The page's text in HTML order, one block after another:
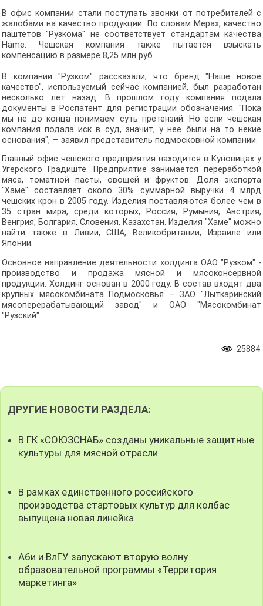
В офис компании стали поступать звонки от потребителей с
жалобами на качество продукции. По словам Мерах, качество
паштетов "Рузкома" не соответствует стандартам качества
Hame. Чешская компания также пытается взыскать
компенсацию в размере 8,25 млн руб.
В компании "Рузком" рассказали, что бренд "Наше новое
качество", используемый сейчас компанией, был разработан
несколько лет назад. В прошлом году компания подала
документы в Роспатент для регистрации обозначения. "Пока
мы не до конца понимаем суть претензий. Но если чешская
компания подала иск в суд, значит, у нее были на то некие
основания", — заявил представитель подмосковной компании.
Главный офис чешского предприятия находится в Куновицах у
Угерского Градиште. Предприятие занимается переработкой
мяса, томатной пасты, овощей и фруктов. Доля экспорта
"Хаме" составляет около 30% суммарной выручки 4 млрд
чешских крон в 2005 году. Изделия поставляются более чем в
35 стран мира, среди которых, Россия, Румыния, Австрия,
Венгрия, Болгария, Словения, Казахстан. Изделия "Хаме" можно
найти также в Ливии, США, Великобритании, Израиле или
Японии.
Основное направление деятельности холдинга ОАО "Рузком" -
производство и продажа мясной и мясоконсервной
продукции. Холдинг основан в 2000 году. В состав входят два
крупных мясокомбината Подмосковья – ЗАО "Лыткаринский
мясоперерабатывающий завод" и ОАО "Мясокомбинат
"Рузский".
25884
ДРУГИЕ НОВОСТИ РАЗДЕЛА:
В ГК «СОЮЗСНАБ» созданы уникальные защитные
культуры для мясной отрасли
В рамках единственного российского
производства стартовых культур для колбас
выпущена новая линейка
Аби и ВлГУ запускают вторую волну
образовательной программы «Территория
маркетинга»